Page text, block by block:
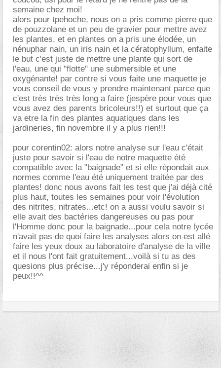
semaine chez moi!
alors pour tpehoche, nous on a pris comme pierre que
de pouzzolane et un peu de gravier pour mettre avez
les plantes, et en plantes on a pris une élodée, un
nénuphar nain, un iris nain et la cératophyllum, enfaite
le but c'est juste de mettre une plante qui sort de
l'eau, une qui "flotte" une submersible et une
oxygénante! par contre si vous faite une maquette je
vous conseil de vous y prendre maintenant parce que
c'est très très très long a faire (jespère pour vous que
vous avez des parents bricoleurs!!) et surtout que ça
va etre la fin des plantes aquatiques dans les
jardineries, fin novembre il y a plus rien!!!
pour corentin02: alors notre analyse sur l'eau c'était
juste pour savoir si l'eau de notre maquette été
compatible avec la "baignade" et si elle répondait aux
normes comme l'eau été uniquement traitée par des
plantes! donc nous avons fait les test que j'ai déjà cité
plus haut, toutes les semaines pour voir l'évolution
des nitrites, nitrates...etc! on a aussi voulu savoir si
elle avait des bactéries dangereuses ou pas pour
l'Homme donc pour la baignade...pour cela notre lycée
n'avait pas de quoi faire les analyses alors on est allé
faire les yeux doux au laboratoire d'analyse de la ville
et il nous l'ont fait gratuitement...voilà si tu as des
quesions plus précise...j'y réponderai enfin si je
peux!!^^